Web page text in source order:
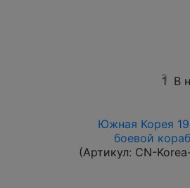
1 В
Южная Корея
боевой
(Артикул: CN-